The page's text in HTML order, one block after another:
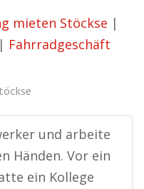
mieten Stöckse |
| Fahrradgeschäft
und arbeite
Händen. Vor ein
ein Kollege